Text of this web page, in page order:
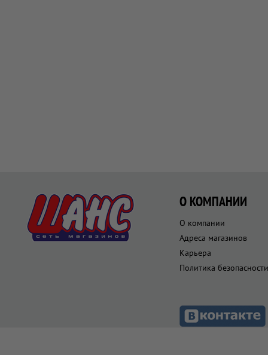
О КОМПАНИИ
О компании
Адреса магазинов
Карьера
Политика безопасности